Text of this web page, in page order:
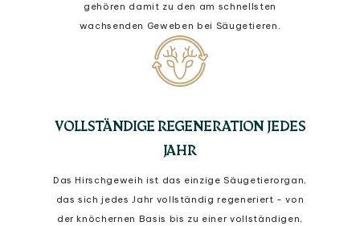
gehören damit zu den am schnellsten
wachsenden Geweben bei Säugetieren.
VOLLSTÄNDIGE REGENERATION JEDES
JAHR
Das Hirschgeweih ist das einzige Säugetierorgan,
das sich jedes Jahr vollständig regeneriert - von
der knöchernen Basis bis zu einer vollständigen,